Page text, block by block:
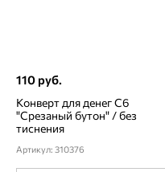
110 руб.
Конверт для денег С6
"Срезаный бутон" / без
тиснения
Артикул: 310376